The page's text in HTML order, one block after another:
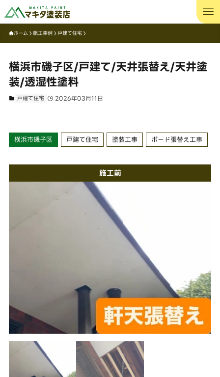
ホーム 施工事例 戸建て住宅
横浜市磯子区/戸建て/天井張替え/天井塗
装/透湿性塗料
戸建て住宅 2026年03月11日
横浜市磯子区 戸建て住宅 塗装工事 ボード張替え工事
施工前